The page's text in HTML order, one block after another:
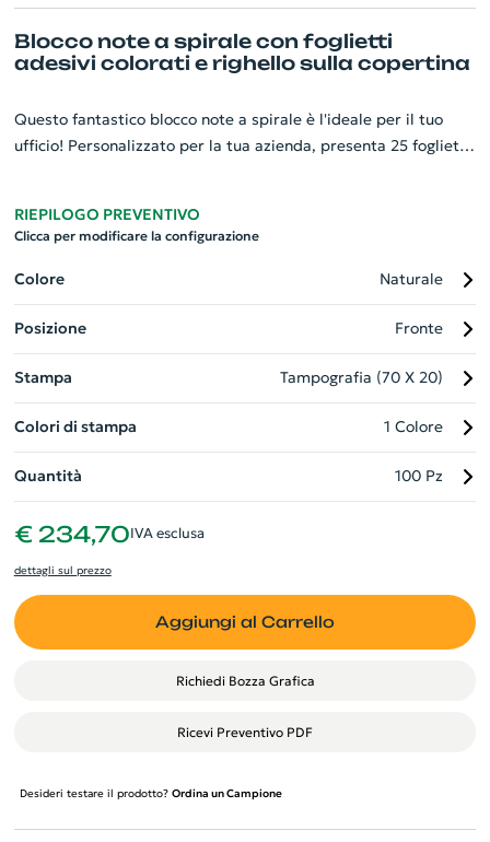
Blocco note a spirale con foglietti
adesivi colorati e righello sulla copertina
Questo fantastico blocco note a spirale è l'ideale per il tuo
ufficio! Personalizzato per la tua azienda, presenta 25 foglietti
trascrivere pensieri e appunti. Troverai inoltre 40 fogli bianchi
arricchita da un utilissimo righello. Un gadget indispensabile
che unisce funzionalità ed eleganza.
RIEPILOGO PREVENTIVO
Clicca per modificare la configurazione
Colore Naturale
Posizione Fronte
Stampa Tampografia (70 X 20)
Colori di stampa 1 Colore
Quantità 100 Pz
€ 234,70IVA esclusa
dettagli sul prezzo
Aggiungi al Carrello
Richiedi Bozza Grafica
Ricevi Preventivo PDF
Desideri testare il prodotto? Ordina un Campione